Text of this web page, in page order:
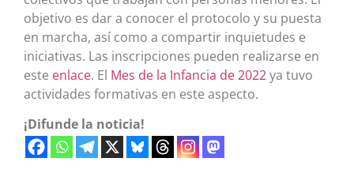
objetivo es dar a conocer el protocolo y su puesta
en marcha, así como a compartir inquietudes e
iniciativas. Las inscripciones pueden realizarse en
este enlace. El Mes de la Infancia de 2022ya tuvo
actividades formativas en este aspecto.
¡Difunde la noticia!